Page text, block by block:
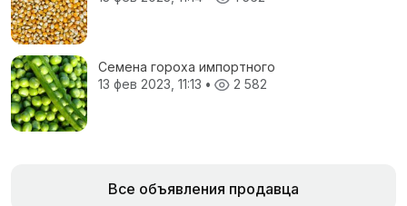
Семена гороха импортного
13 фев 2023, 11:13 • 2 582
Все объявления продавца